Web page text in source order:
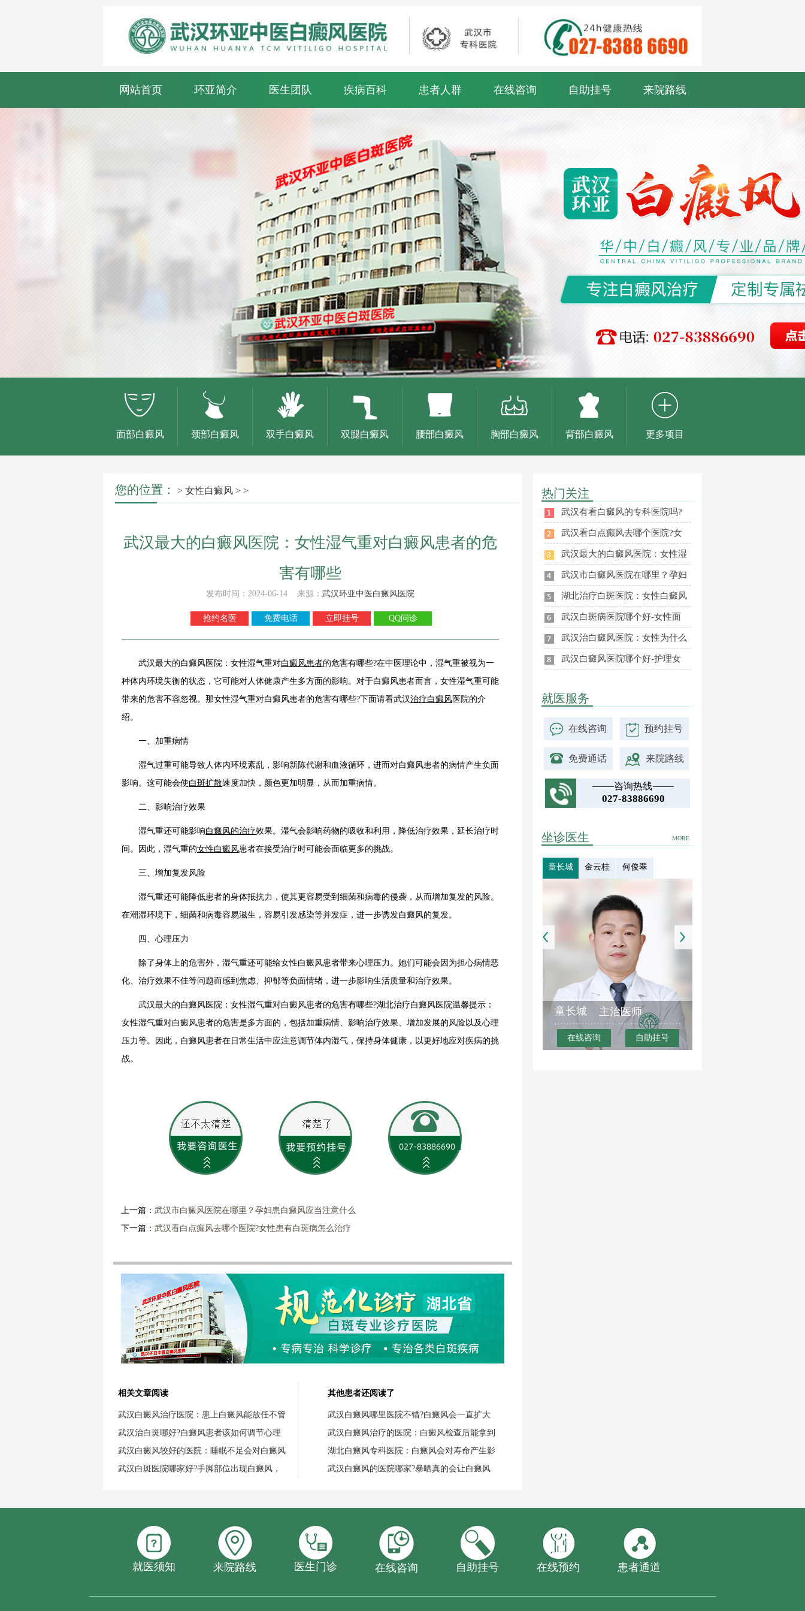
网站首页 环亚简介 医生团队 疾病百科 患者人群 在线咨询 自助挂号 来院路线
面部白癜风 颈部白癜风 双手白癜风 双腿白癜风 腰部白癜风 胸部白癜风 背部白癜风 更多项目
您的位置： > 女性白癜风 > >
武汉最大的白癜风医院：女性湿气重对白癜风患者的危
害有哪些
发布时间：2024-06-14 来源： 武汉环亚中医白癜风医院
抢约名医 免费电话 立即挂号 QQ问诊
武汉最大的白癜风医院：女性湿气重对白癜风患者的危害有哪些?在中医理论中，湿气重被视为一
种体内环境失衡的状态，它可能对人体健康产生多方面的影响。对于白癜风患者而言，女性湿气重可能
带来的危害不容忽视。那女性湿气重对白癜风患者的危害有哪些?下面请看武汉治疗白癜风 医院的介
绍。
一、加重病情
湿气过重可能导致人体内环境紊乱，影响新陈代谢和血液循环，进而对白癜风患者的病情产生负面
影响。这可能会使白斑扩散速度加快，颜色更加明显，从而加重病情。
二、影响治疗效果
湿气重还可能影响白癜风的治疗效果。湿气会影响药物的吸收和利用，降低治疗效果，延长治疗时
间。因此，湿气重的女性白癜风患者在接受治疗时可能会面临更多的挑战。
三、增加复发风险
湿气重还可能降低患者的身体抵抗力，使其更容易受到细菌和病毒的侵袭，从而增加复发的风险。
在潮湿环境下，细菌和病毒容易滋生，容易引发感染等并发症，进一步诱发白癜风的复发。
四、心理压力
除了身体上的危害外，湿气重还可能给女性白癜风患者带来心理压力。她们可能会因为担心病情恶
化、治疗效果不佳等问题而感到焦虑、抑郁等负面情绪，进一步影响生活质量和治疗效果。
武汉最大的白癜风医院：女性湿气重对白癜风患者的危害有哪些?湖北治疗白癜风医院温馨提示：
女性湿气重对白癜风患者的危害是多方面的，包括加重病情、影响治疗效果、增加发展的风险以及心理
压力等。因此，白癜风患者在日常生活中应注意调节体内湿气，保持身体健康，以更好地应对疾病的挑
战。
上一篇： 武汉市白癜风医院在哪里？孕妇患白癜风应当注意什么
下一篇： 武汉看白点癫风去哪个医院?女性患有白斑病怎么治疗
相关文章阅读
武汉白癜风治疗医院：患上白癜风能放任不管
武汉治白斑哪好?白癜风患者该如何调节心理
武汉白癜风较好的医院：睡眠不足会对白癜风
武汉白斑医院哪家好?手脚部位出现白癜风，
其他患者还阅读了
武汉白癜风哪里医院不错?白癜风会一直扩大
武汉白癜风治疗的医院：白癜风检查后能拿到
湖北白癜风专科医院：白癜风会对寿命产生影
武汉白癜风的医院哪家?暴晒真的会让白癜风
热门关注
武汉有看白癜风的专科医院吗?
武汉看白点癫风去哪个医院?女
武汉最大的白癜风医院：女性湿
武汉市白癜风医院在哪里？孕妇
湖北治疗白斑医院：女性白癜风
武汉白斑病医院哪个好-女性面
武汉治白癜风医院：女性为什么
武汉白癜风医院哪个好-护理女
就医服务
在线咨询 预约挂号
免费通话 来院路线
咨询热线
027-83886690
MORE
坐诊医生
童长城 金云桂 何俊翠
童长城 主治医师
在线咨询 自助挂号
就医须知 来院路线 医生门诊 在线咨询 自助挂号 在线预约 患者通道